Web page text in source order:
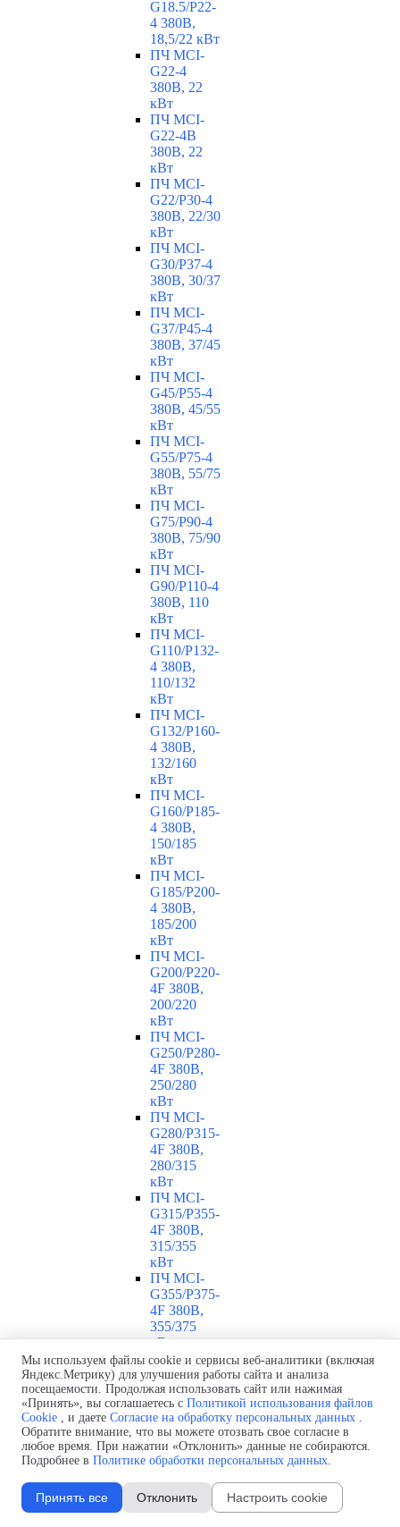
G18.5/P22-
4 380В,
18,5/22 кВт
ПЧ MCI-
G22-4
380В, 22
кВт
ПЧ MCI-
G22-4B
380В, 22
кВт
ПЧ MCI-
G22/P30-4
380В, 22/30
кВт
ПЧ MCI-
G30/P37-4
380В, 30/37
кВт
ПЧ MCI-
G37/P45-4
380В, 37/45
кВт
ПЧ MCI-
G45/P55-4
380В, 45/55
кВт
ПЧ MCI-
G55/P75-4
380В, 55/75
кВт
ПЧ MCI-
G75/P90-4
380В, 75/90
кВт
ПЧ MCI-
G90/P110-4
380В, 110
кВт
ПЧ MCI-
G110/P132-
4 380В,
110/132
кВт
ПЧ MCI-
G132/P160-
4 380В,
132/160
кВт
ПЧ MCI-
G160/P185-
4 380В,
150/185
кВт
ПЧ MCI-
G185/P200-
4 380В,
185/200
кВт
ПЧ MCI-
G200/P220-
4F 380В,
200/220
кВт
ПЧ MCI-
G250/P280-
4F 380В,
250/280
кВт
ПЧ MCI-
G280/P315-
4F 380В,
280/315
кВт
ПЧ MCI-
G315/P355-
4F 380В,
315/355
кВт
ПЧ MCI-
G355/P375-
4F 380В,
355/375
кВт
ПЧ MCI-
G375/P400-
4F 380В,
375/400
кВт
ПЧ MCI-
G400-4F
380В, 400
ПЧ MCI-
Мы используем файлы cookie и сервисы веб-аналитики (включая
Яндекс.Метрику) для улучшения работы сайта и анализа
посещаемости. Продолжая использовать сайт или нажимая
«Принять», вы соглашаетесь с Политикой использования файлов
Cookie , и даете Согласие на обработку персональных данных .
Обратите внимание, что вы можете отозвать свое согласие в
любое время. При нажатии «Отклонить» данные не собираются.
Подробнее в Политике обработки персональных данных.
Принять все Отклонить Настроить cookie